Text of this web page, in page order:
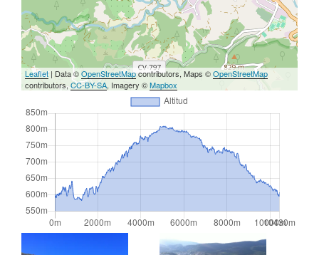
Leaflet| Data ©OpenStreetMapcontributors, Maps ©OpenStreetMap
contributors, CC-BY-SA, Imagery ©Mapbox